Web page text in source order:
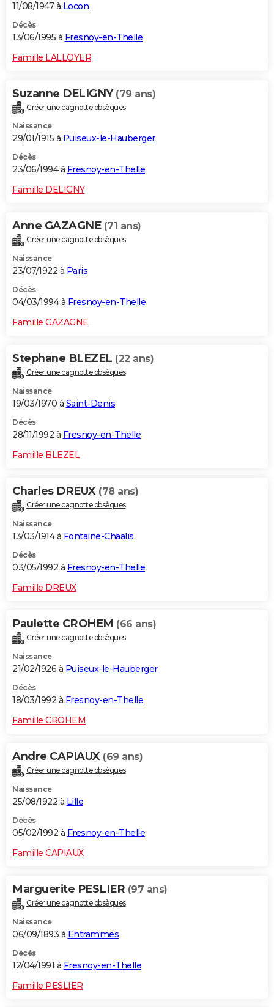
11/08/1947 à Locon
Décès
13/06/1995 à Fresnoy-en-Thelle
Famille LALLOYER
Suzanne DELIGNY (79 ans)
Créer une cagnotte obsèques
Naissance
29/01/1915 à Puiseux-le-Hauberger
Décès
23/06/1994 à Fresnoy-en-Thelle
Famille DELIGNY
Anne GAZAGNE (71 ans)
Créer une cagnotte obsèques
Naissance
23/07/1922 à Paris
Décès
04/03/1994 à Fresnoy-en-Thelle
Famille GAZAGNE
Stephane BLEZEL (22 ans)
Créer une cagnotte obsèques
Naissance
19/03/1970 à Saint-Denis
Décès
28/11/1992 à Fresnoy-en-Thelle
Famille BLEZEL
Charles DREUX (78 ans)
Créer une cagnotte obsèques
Naissance
13/03/1914 à Fontaine-Chaalis
Décès
03/05/1992 à Fresnoy-en-Thelle
Famille DREUX
Paulette CROHEM (66 ans)
Créer une cagnotte obsèques
Naissance
21/02/1926 à Puiseux-le-Hauberger
Décès
18/03/1992 à Fresnoy-en-Thelle
Famille CROHEM
Andre CAPIAUX (69 ans)
Créer une cagnotte obsèques
Naissance
25/08/1922 à Lille
Décès
05/02/1992 à Fresnoy-en-Thelle
Famille CAPIAUX
Marguerite PESLIER (97 ans)
Créer une cagnotte obsèques
Naissance
06/09/1893 à Entrammes
Décès
12/04/1991 à Fresnoy-en-Thelle
Famille PESLIER